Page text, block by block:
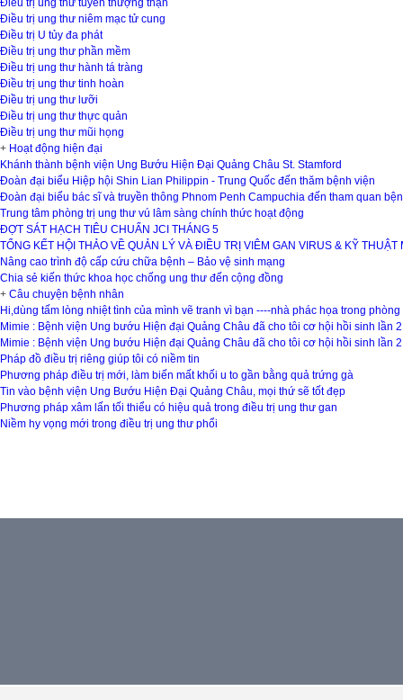
Điều trị ung thư tuyến thượng thận
Điều trị ung thư niêm mạc tử cung
Điều trị U tủy đa phát
Điều trị ung thư phần mềm
Điều trị ung thư hành tá tràng
Điều trị ung thư tinh hoàn
Điều trị ung thư lưỡi
Điều trị ung thư thực quản
Điều trị ung thư mũi họng
+ Hoạt động hiện đại
Khánh thành bệnh viện Ung Bướu Hiện Đại Quảng Châu St. Stamford
Đoàn đại biểu Hiệp hội Shin Lian Philippin - Trung Quốc đến thăm bệnh viện
Đoàn đại biểu bác sĩ và truyền thông Phnom Penh Campuchia đến tham quan
Trung tâm phòng trị ung thư vú lâm sàng chính thức hoạt động
ĐỢT SÁT HẠCH TIÊU CHUẨN JCI THÁNG 5
TỔNG KẾT HỘI THẢO VỀ QUẢN LÝ VÀ ĐIỀU TRỊ VIÊM GAN VIRUS & KỸ
Nâng cao trình độ cấp cứu chữa bệnh – Bảo vệ sinh mạng
Chia sẻ kiến thức khoa học chống ung thư đến cộng đồng
+ Câu chuyện bệnh nhân
Hi,dùng tấm lòng nhiệt tình của mình vẽ tranh vì bạn ----nhà phác họa trong
Mimie : Bệnh viện Ung bướu Hiện đại Quảng Châu đã cho tôi cơ hội hồi sinh lần 2
Mimie : Bệnh viện Ung bướu Hiện đại Quảng Châu đã cho tôi cơ hội hồi sinh lần 2
Pháp đồ điều trị riêng giúp tôi có niềm tin
Phương pháp điều trị mới, làm biến mất khối u to gần bằng quả trứng gà
Tin vào bệnh viện Ung Bướu Hiện Đại Quảng Châu, mọi thứ sẽ tốt đẹp
Phương pháp xâm lấn tối thiểu có hiệu quả trong điều trị ung thư gan
Niềm hy vọng mới trong điều trị ung thư phổi